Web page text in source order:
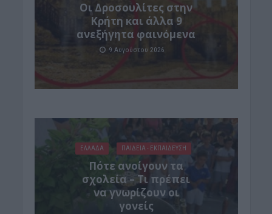
Οι Δροσουλίτες στην
Κρήτη και άλλα 9
ανεξήγητα φαινόμενα
9 Αυγούστου 2026
ΕΛΛΑΔΑ ΠΑΙΔΕΙΑ - ΕΚΠΑΙΔΕΥΣΗ
Πότε ανοίγουν τα
σχολεία – Τι πρέπει
να γνωρίζουν οι
γονείς